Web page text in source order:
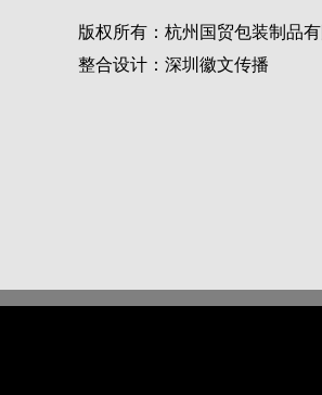
版权所有：杭州国贸包装制品
整合设计：深圳徽文传播